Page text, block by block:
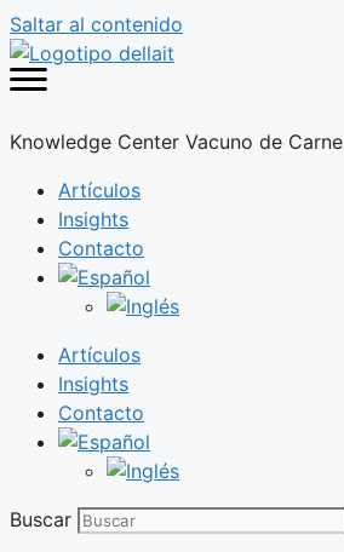
Saltar al contenido
Knowledge Center Vacuno de Carne
Artículos
Insights
Contacto
Artículos
Insights
Contacto
Buscar